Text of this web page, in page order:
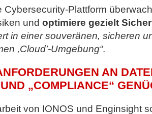
Cybersecurity-Plattform
und optimiere gezielt
in einer souveränen, sicheren
,Cloud’-Umgebung“.
AN
„COMPLIANCE“
von IONOS und Enginsight